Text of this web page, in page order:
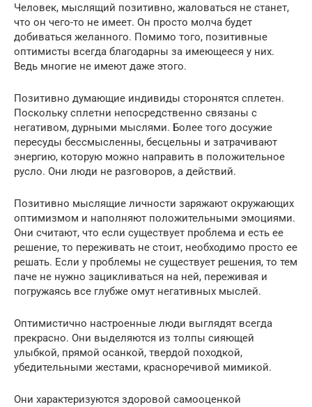
Человек, мыслящий позитивно, жаловаться не станет,
что он чего-то не имеет. Он просто молча будет
добиваться желанного. Помимо того, позитивные
оптимисты всегда благодарны за имеющееся у них.
Ведь многие не имеют даже этого.
Позитивно думающие индивиды сторонятся сплетен.
Поскольку сплетни непосредственно связаны с
негативом, дурными мыслями. Более того досужие
пересуды бессмысленны, бесцельны и затрачивают
энергию, которую можно направить в положительное
русло. Они люди не разговоров, а действий.
Позитивно мыслящие личности заряжают окружающих
оптимизмом и наполняют положительными эмоциями.
Они считают, что если существует проблема и есть ее
решение, то переживать не стоит, необходимо просто ее
решать. Если у проблемы не существует решения, то тем
паче не нужно зацикливаться на ней, переживая и
погружаясь все глубже омут негативных мыслей.
Оптимистично настроенные люди выглядят всегда
прекрасно. Они выделяются из толпы сияющей
улыбкой, прямой осанкой, твердой походкой,
убедительными жестами, красноречивой мимикой.
Они характеризуются здоровой самооценкой